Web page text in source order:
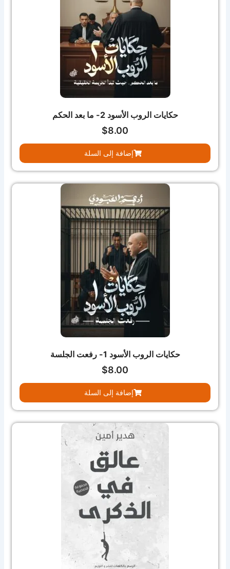
حكايات الروب الأسود 2- ما بعد الحكم
$8.00
إضافة إلى السلة
حكايات الروب الأسود 1- رفعت الجلسة
$8.00
إضافة إلى السلة